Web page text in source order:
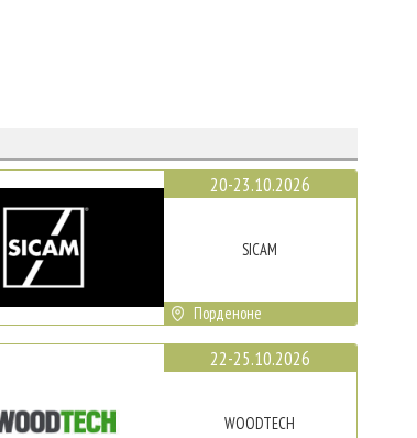
20-23.10.2026
SICAM
Порденоне
22-25.10.2026
WOODTECH